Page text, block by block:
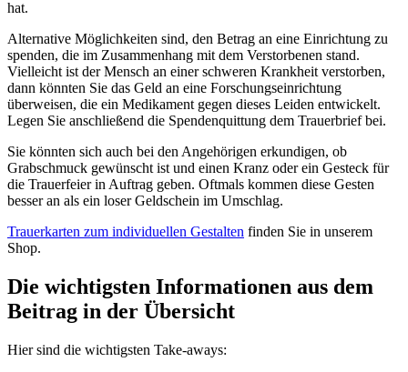
hat.
Alternative Möglichkeiten sind, den Betrag an eine Einrichtung zu
spenden, die im Zusammenhang mit dem Verstorbenen stand.
Vielleicht ist der Mensch an einer schweren Krankheit verstorben,
dann könnten Sie das Geld an eine Forschungseinrichtung
überweisen, die ein Medikament gegen dieses Leiden entwickelt.
Legen Sie anschließend die Spendenquittung dem Trauerbrief bei.
Sie könnten sich auch bei den Angehörigen erkundigen, ob
Grabschmuck gewünscht ist und einen Kranz oder ein Gesteck für
die Trauerfeier in Auftrag geben. Oftmals kommen diese Gesten
besser an als ein loser Geldschein im Umschlag.
Trauerkarten zum individuellen Gestalten finden Sie in unserem
Shop.
Die wichtigsten Informationen aus dem
Beitrag in der Übersicht
Hier sind die wichtigsten Take-aways: